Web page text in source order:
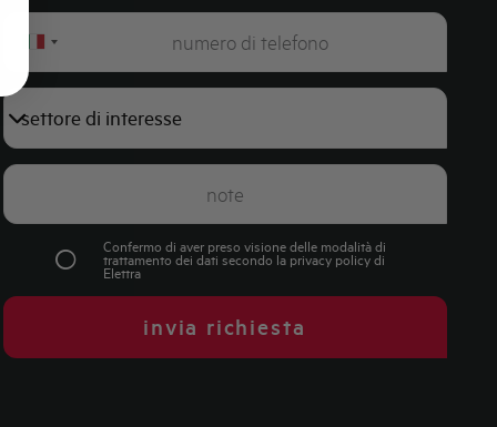
Italy
+39
Confermo di aver preso visione delle modalità di
trattamento dei dati secondo la privacy policydi
Elettra
invia richiesta